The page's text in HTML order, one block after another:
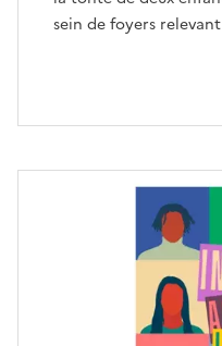
sein de foyers